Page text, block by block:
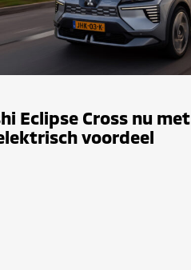
Eclipse Cross nu met
voordeel